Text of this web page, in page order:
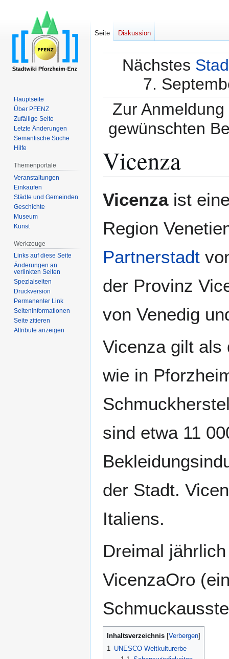
Nächstes
7.
Zur
gewünschten
Vicenza
Navigation
Suche
Vicenzaist
Region
Partnerstadt
der Provinz
von Venedig
Vicenza gilt
wie in
sind etwa 11
der Stadt.
Italiens.
Dreimal
VicenzaOro
Inhaltsverzeichnis
1 UNESCO Weltkulturerbe
Seite Diskussion
Hauptseite
Über PFENZ
Zufällige Seite
Letzte Änderungen
Semantische Suche
Hilfe
Themenportale
Veranstaltungen
Einkaufen
Städte und Gemeinden
Geschichte
Museum
Kunst
Werkzeuge
Links auf diese Seite
Änderungen an
verlinkten Seiten
Spezialseiten
Druckversion
Permanenter Link
Seiten­­informationen
Seite zitieren
Attribute anzeigen